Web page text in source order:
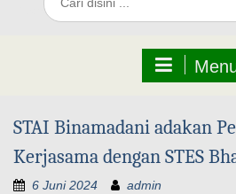
Edaran Perkuliahan Selama
STAI Binamadani adakan
Kerjasama dengan STES
6 Juni 2024 admin